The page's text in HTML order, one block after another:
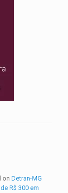
on Detran-MG
R$ 300 em